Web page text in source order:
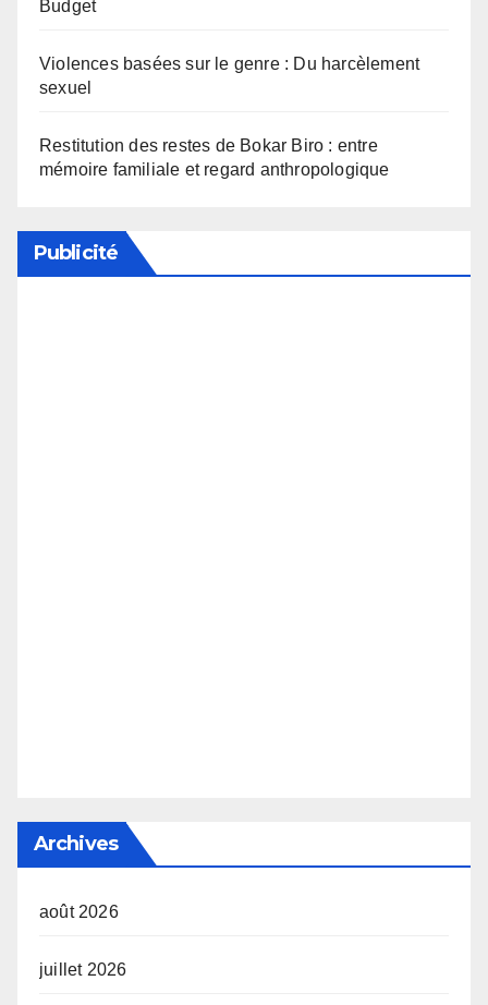
Budget
Violences basées sur le genre : Du harcèlement
sexuel
Restitution des restes de Bokar Biro : entre
mémoire familiale et regard anthropologique
Publicité
Archives
août 2026
juillet 2026